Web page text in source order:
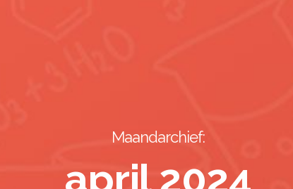
Maandarchief:
april 2024